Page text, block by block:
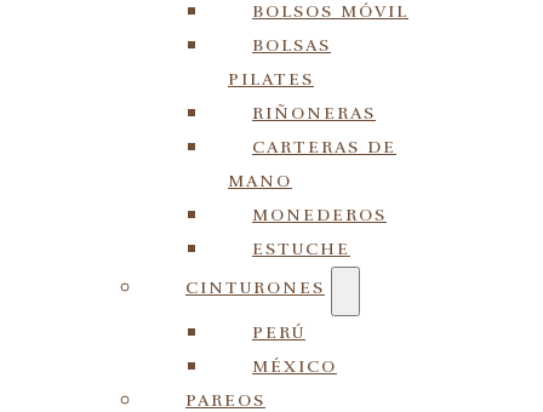
BOLSOS MÓVIL
BOLSAS
PILATES
RIÑONERAS
CARTERAS DE
MANO
MONEDEROS
ESTUCHE
CINTURONES
PERÚ
MÉXICO
PAREOS